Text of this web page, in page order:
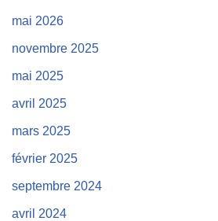
mai 2026
novembre 2025
mai 2025
avril 2025
mars 2025
février 2025
septembre 2024
avril 2024